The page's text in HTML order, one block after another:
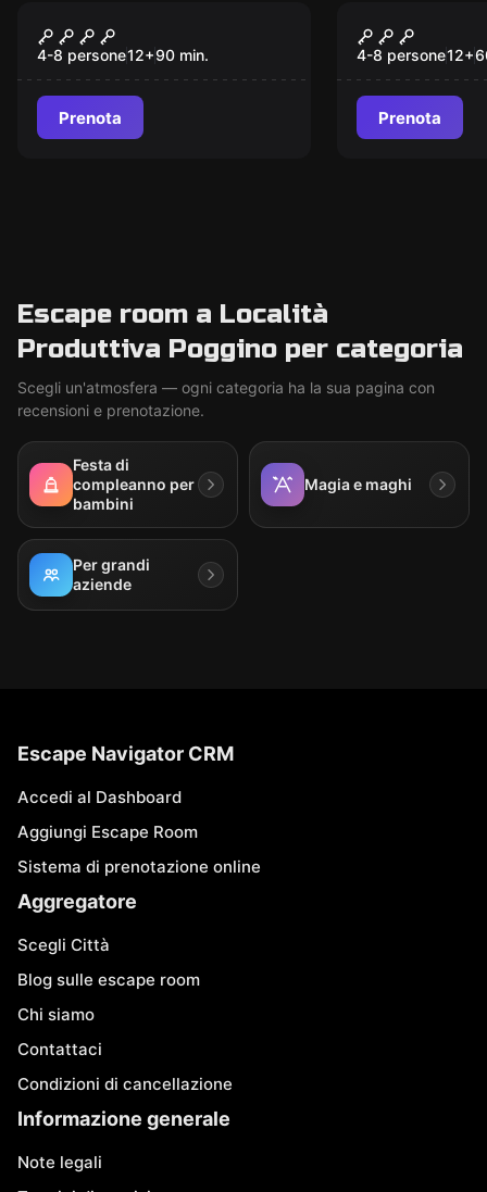
Area 51
4-8 persone12+90 min.
Prenota
Nosferatu
4-8 persone12+
Prenota
Escape room a Località
Produttiva Poggino per categoria
Scegli un'atmosfera — ogni categoria ha la sua pagina con
recensioni e prenotazione.
Festa di
compleanno per
bambini
Magia e maghi
Per grandi
aziende
Escape Navigator CRM
Accedi al Dashboard
Aggiungi Escape Room
Sistema di prenotazione online
Aggregatore
Scegli Città
Blog sulle escape room
Chi siamo
Contattaci
Condizioni di cancellazione
Informazione generale
Note legali